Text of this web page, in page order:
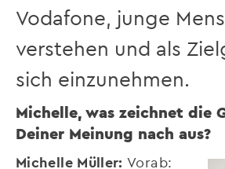
Vodafone, junge
verstehen und als
sich einzunehmen.
Michelle, was zeichnet die
Deiner Meinung nach aus?
Michelle Müller:Vorab: